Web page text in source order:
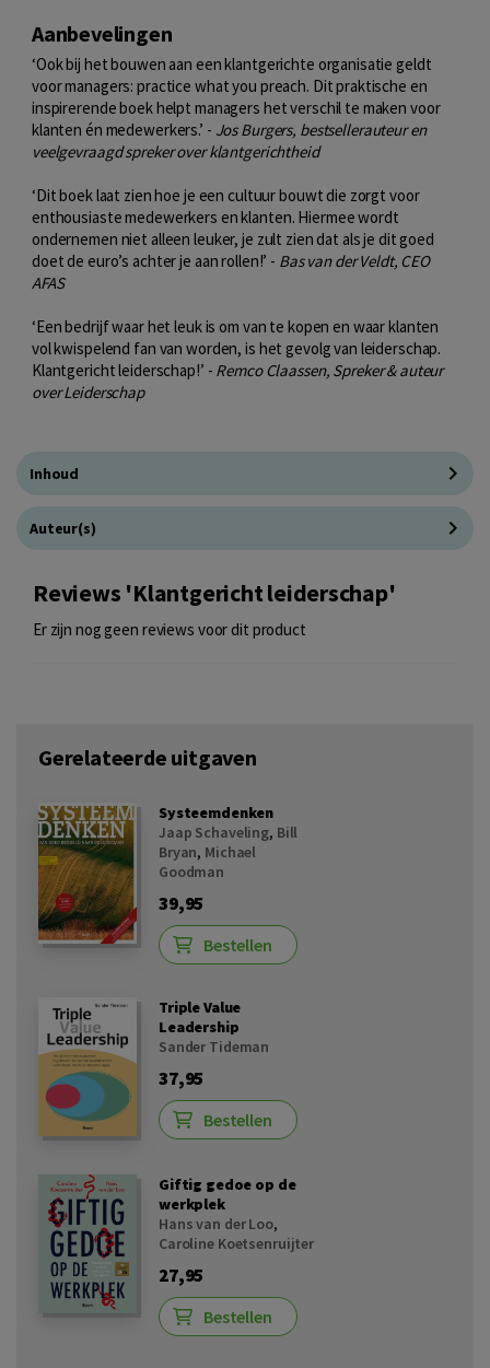
Aanbevelingen
‘Ook bij het bouwen aan een klantgerichte organisatie geldt
voor managers: practice what you preach. Dit praktische en
inspirerende boek helpt managers het verschil te maken voor
klanten én medewerkers.’ - Jos Burgers, bestsellerauteur en
veelgevraagd spreker over klantgerichtheid
‘Dit boek laat zien hoe je een cultuur bouwt die zorgt voor
enthousiaste medewerkers en klanten. Hiermee wordt
ondernemen niet alleen leuker, je zult zien dat als je dit goed
doet de euro’s achter je aan rollen!’ - Bas van der Veldt, CEO
AFAS
‘Een bedrijf waar het leuk is om van te kopen en waar klanten
vol kwispelend fan van worden, is het gevolg van leiderschap.
Klantgericht leiderschap!’ - Remco Claassen, Spreker & auteur
over Leiderschap
Inhoud
Auteur(s)
Reviews 'Klantgericht leiderschap'
Er zijn nog geen reviews voor dit product
Gerelateerde uitgaven
Systeemdenken
Jaap Schaveling, Bill
Bryan, Michael
Goodman
39,95
Bestellen
Triple Value
Leadership
Sander Tideman
37,95
Bestellen
Giftig gedoe op de
werkplek
Hans van der Loo,
Caroline Koetsenruijter
27,95
Bestellen